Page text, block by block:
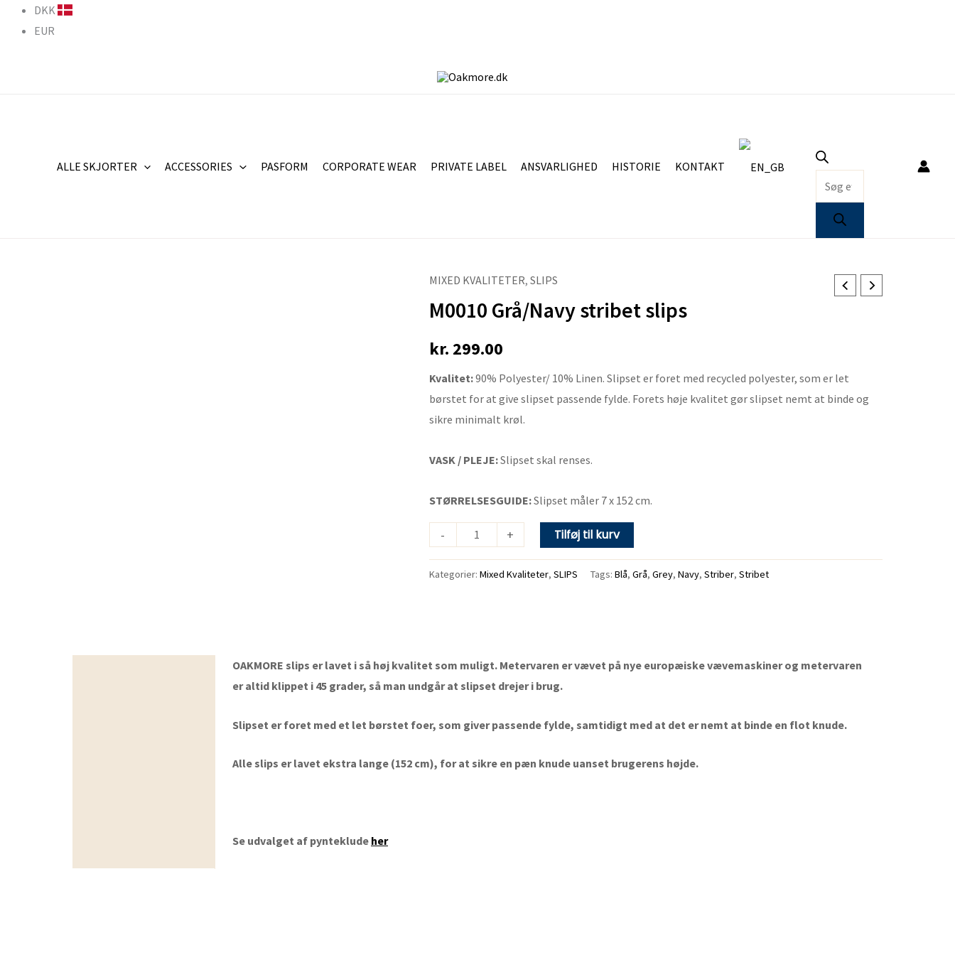
DKK
EUR
ALLE SKJORTER ACCESSORIES PASFORM CORPORATE WEAR PRIVATE LABEL ANSVARLIGHED HISTORIE KONTAKT
MIXED KVALITETER, SLIPS
M0010 Grå/Navy stribet slips
kr. 299.00
Kvalitet:90% Polyester/ 10% Linen. Slipset er foret med recycled polyester, som er let
børstet for at give slipset passende fylde. Forets høje kvalitet gør slipset nemt at binde og
sikre minimalt krøl.
VASK / PLEJE:Slipset skal renses.
STØRRELSESGUIDE:Slipset måler 7 x 152 cm.
-
M0010
Grå/Navy
slips
+ Tilføj til kurv
Kategorier: Mixed Kvaliteter, SLIPS Tags: Blå, Grå, Grey, Navy, Striber, Stribet
OAKMORE slips er lavet i så høj kvalitet som muligt. Metervaren er vævet på nye europæiske vævemaskiner og metervaren
er altid klippet i 45 grader, så man undgår at slipset drejer i brug.
Slipset er foret med et let børstet foer, som giver passende fylde, samtidigt med at det er nemt at binde en flot knude.
Alle slips er lavet ekstra lange (152 cm), for at sikre en pæn knude uanset brugerens højde.
Se udvalget af pynteklude her